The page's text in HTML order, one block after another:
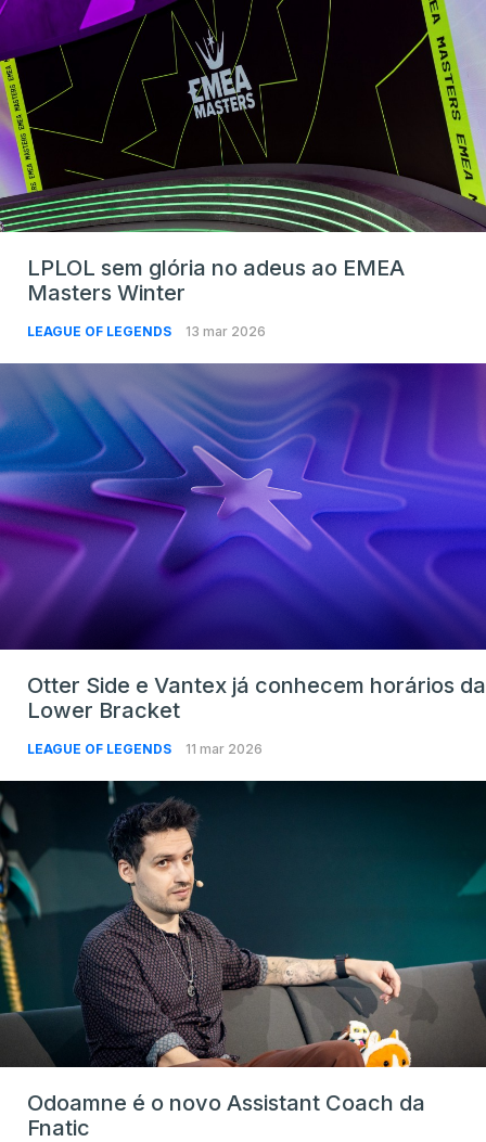
LPLOL sem glória no adeus ao EMEA
Masters Winter
LEAGUE OF LEGENDS 13 mar 2026
Otter Side e Vantex já conhecem horários da
Lower Bracket
LEAGUE OF LEGENDS 11 mar 2026
Odoamne é o novo Assistant Coach da
Fnatic